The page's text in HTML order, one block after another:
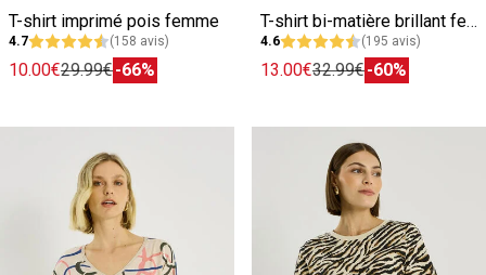
T-shirt imprimé pois femme
4.7 (158 avis)
10.00€29.99€-66%
T-shirt bi-matière brillant femme
4.6 (195 avis)
13.00€32.99€-60%